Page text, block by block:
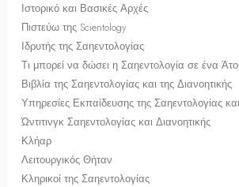
Ιστορικό και Βασικές Αρχές
Πιστεύω της Scientology
Ιδρυτής της Σαηεντολογίας
Τι μπορεί να δώσει η Σαηεντολογία σε ένα
Βιβλία της Σαηεντολογίας και της Διανοητικής
Υπηρεσίες Εκπαίδευσης της Σαηεντολογίας
Ώντιτινγκ Σαηεντολογίας και Διανοητικής
Κλήαρ
Λειτουργικός Θήταν
Κληρικοί της Σαηεντολογίας